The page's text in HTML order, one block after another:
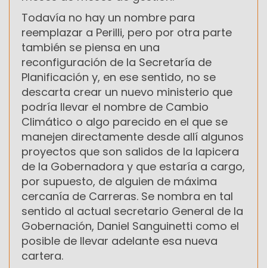
Todavía no hay un nombre para
reemplazar a Perilli, pero por otra parte
también se piensa en una
reconfiguración de la Secretaría de
Planificación y, en ese sentido, no se
descarta crear un nuevo ministerio que
podría llevar el nombre de Cambio
Climático o algo parecido en el que se
manejen directamente desde allí algunos
proyectos que son salidos de la lapicera
de la Gobernadora y que estaría a cargo,
por supuesto, de alguien de máxima
cercanía de Carreras. Se nombra en tal
sentido al actual secretario General de la
Gobernación, Daniel Sanguinetti como el
posible de llevar adelante esa nueva
cartera.